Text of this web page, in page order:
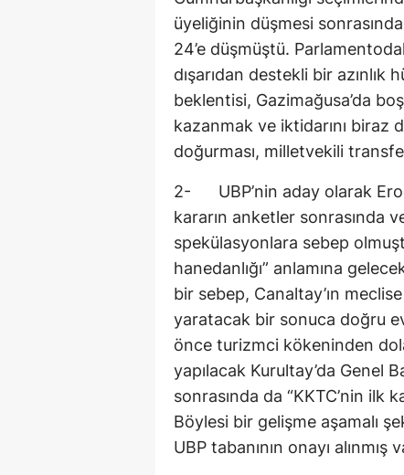
üyeliğinin düşmesi
24’e düşmüştü.
dışarıdan destekli bir azınlık
beklentisi, Gazimağusa’da
kazanmak ve iktidarını biraz
doğurması, milletvekili
2- UBP’nin aday olarak
kararın anketler sonrasında
spekülasyonlara sebep
hanedanlığı” anlamına
bir sebep, Canaltay’ın
yaratacak bir sonuca doğru
önce turizmci kökeninden
yapılacak Kurultay’da Genel
sonrasında da “KKTC’nin ilk
Böylesi bir gelişme aşamalı
UBP tabanının onayı alınmış